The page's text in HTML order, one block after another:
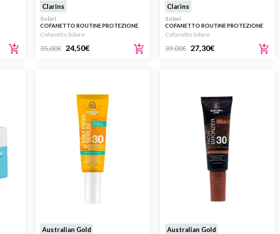
Clarins
Solari
COFANETTO ROUTINE PROTEZIONE
SOLARE STICK SPF50
Cofanetto Solare
35,00€ 24,50€
Clarins
Solari
COFANETTO ROUTINE PROTEZIONE
SOLARE SPF30 150ML
Cofanetto Solare
39,00€ 27,30€
Australian Gold Australian Gold